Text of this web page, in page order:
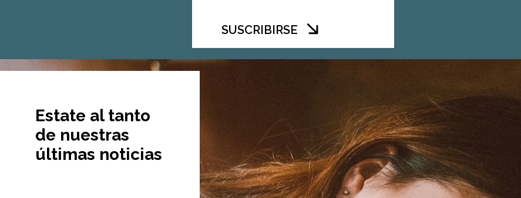
SUSCRIBIRSE
Estate al tanto
de nuestras
últimas noticias